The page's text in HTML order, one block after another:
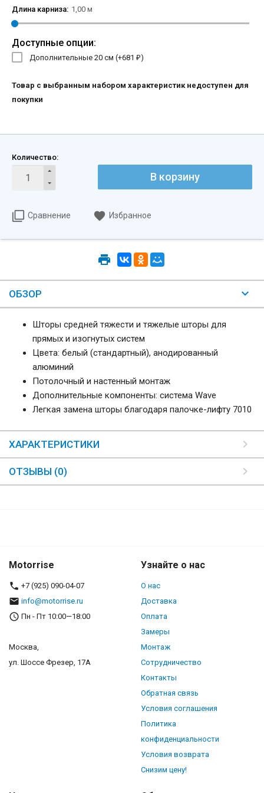
Длина карниза: 1,00 м
Доступные опции:
Дополнительные 20 см (+681 ₽)
Товар с выбранным набором характеристик недоступен для
покупки
Количество:
В корзину
Сравнение Избранное
ОБЗОР
Шторы средней тяжести и тяжелые шторы для
прямых и изогнутых систем
Цвета: белый (стандартный), анодированный
алюминий
Потолочный и настенный монтаж
Дополнительные компоненты: система Wave
Легкая замена шторы благодаря палочке-лифту 7010
ХАРАКТЕРИСТИКИ
ОТЗЫВЫ (0)
Motorrise
+7 (925) 090-04-07
info@motorrise.ru
Пн - Пт 10:00—18:00
Москва,
ул. Шоссе Фрезер, 17А
Узнайте о нас
О нас
Доставка
Оплата
Замеры
Монтаж
Сотрудничество
Контакты
Обратная связь
Условия соглашения
Политика
конфиденциальности
Условия возврата
Снизим цену!